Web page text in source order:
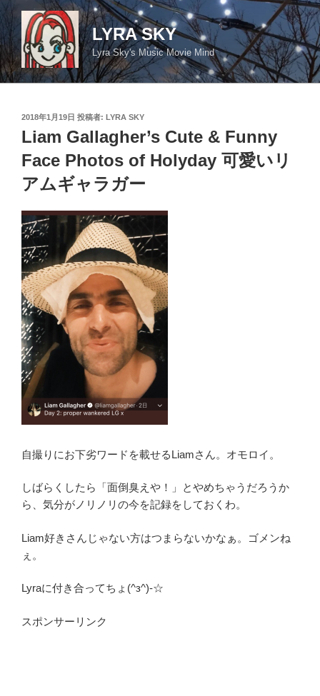
コ
ン
テ
ン
ツ
LYRA SKY
Lyra Sky's Music Movie Mind
投
稿
日:
2018年1月19日 投稿者: LYRA SKY
Liam Gallagher’s Cute & Funny
Face Photos of Holyday 可愛いリ
アムギャラガー
自撮りにお下劣ワードを載せるLiamさん。オモロイ。
しばらくしたら「面倒臭えや！」とやめちゃうだろうか
ら、気分がノリノリの今を記録をしておくわ。
Liam好きさんじゃない方はつまらないかなぁ。ゴメンね
ぇ。
Lyraに付き合ってちょ(^з^)-☆
スポンサーリンク